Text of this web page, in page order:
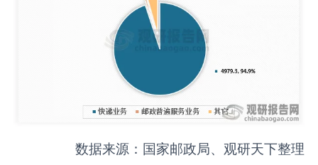
数据来源：国家邮政局、观研天下整理